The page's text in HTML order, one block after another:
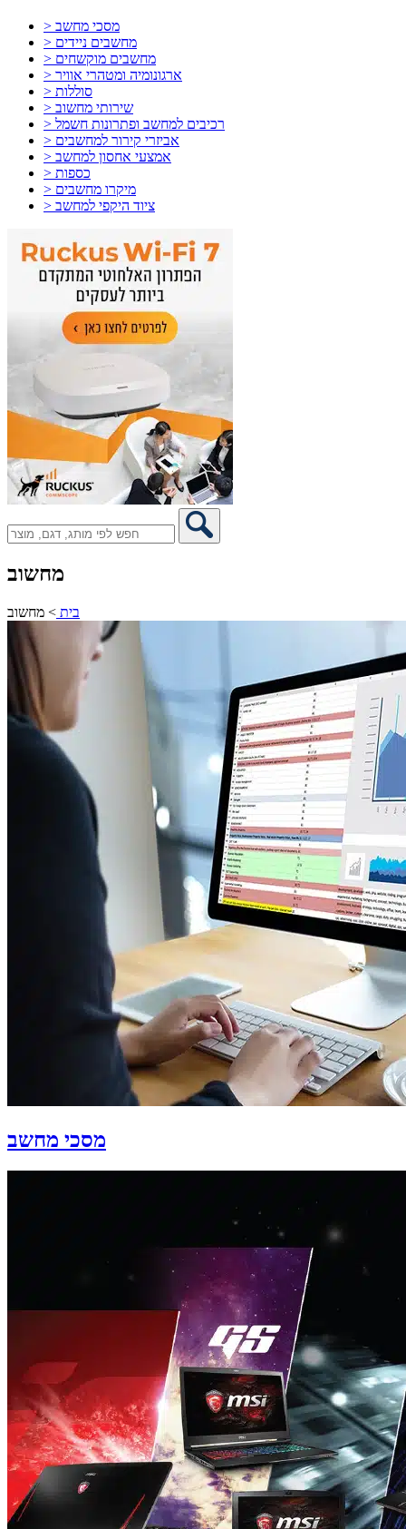
> מסכי מחשב
> מחשבים ניידים
> מחשבים מוקשחים
> ארגונומיה ומטהרי אוויר
> סוללות
> שירותי מחשוב
> רכיבים למחשב ופתרונות חשמל
> אביזרי קירור למחשבים
> אמצעי אחסון למחשב
> כספות
> מיקרו מחשבים
> ציוד היקפי למחשב
מחשוב
בית > מחשוב
מסכי מחשב